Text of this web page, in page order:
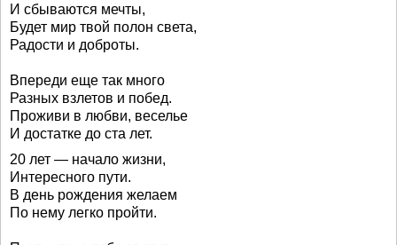
И сбываются мечты,
Будет мир твой полон света,
Радости и доброты.
Впереди еще так много
Разных взлетов и побед.
Проживи в любви, веселье
И достатке до ста лет.
20 лет — начало жизни,
Интересного пути.
В день рождения желаем
По нему легко пройти.